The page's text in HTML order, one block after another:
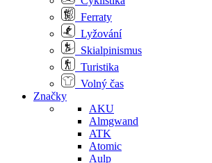
Ferraty
Lyžování
Skialpinismus
Turistika
Volný čas
Značky
AKU
Almgwand
ATK
Atomic
Aulp